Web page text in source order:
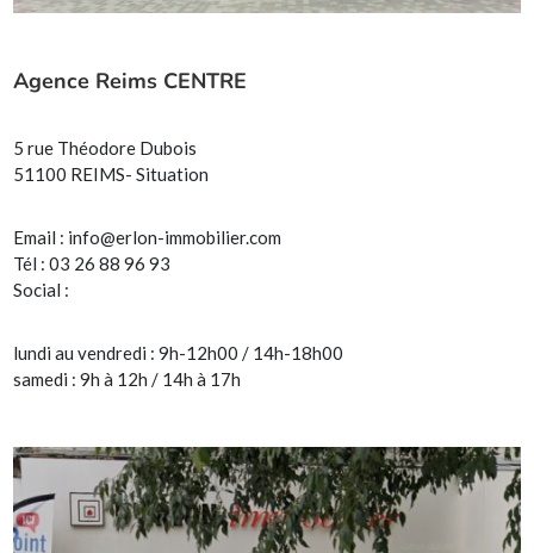
Agence Reims CENTRE
5 rue Théodore Dubois
51100 REIMS- Situation
Email : info@erlon-immobilier.com
Tél : 03 26 88 96 93
Social :
lundi au vendredi : 9h-12h00 / 14h-18h00
samedi : 9h à 12h / 14h à 17h